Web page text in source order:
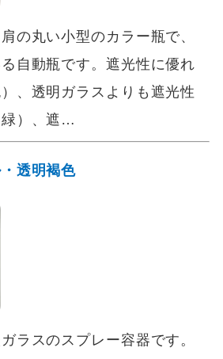
の丸い小型のカラー瓶で、
自動瓶です。遮光性に優れ
、透明ガラスよりも遮光性
）、遮…
透明褐色
ラスのスプレー容器です。